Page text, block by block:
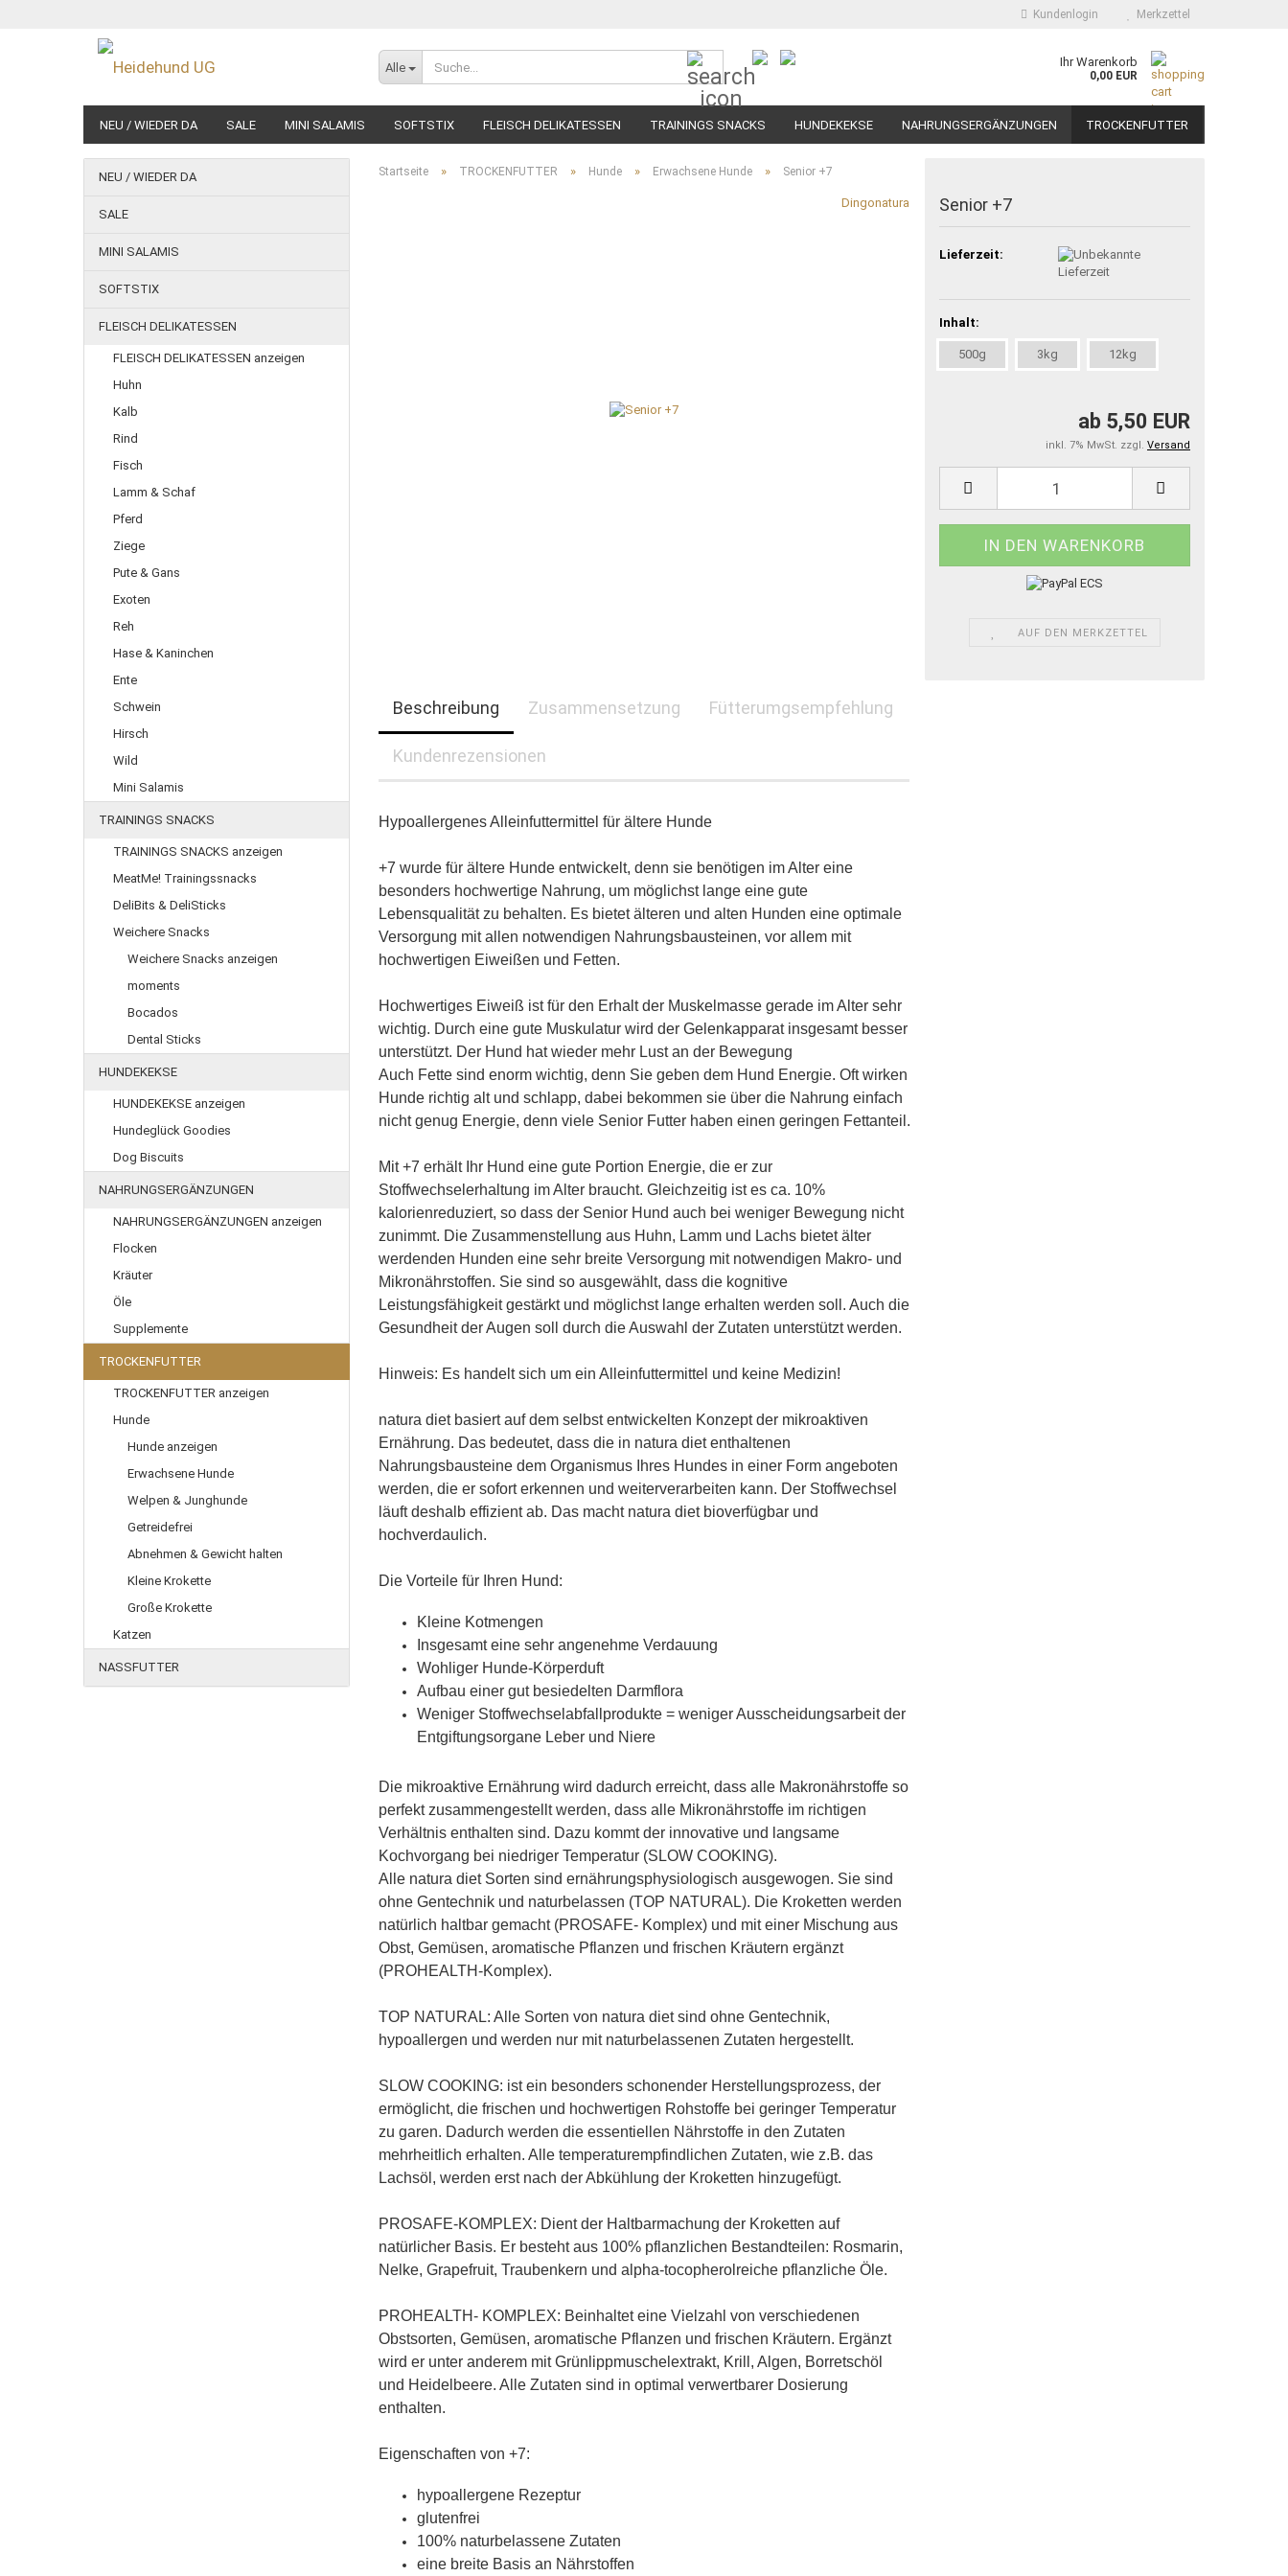
Kundenlogin Merkzettel
Alle
Suche... Ihr Warenkorb
0,00 EUR
NEU / WIEDER DA SALE MINI SALAMIS SOFTSTIX FLEISCH DELIKATESSEN TRAININGS SNACKS HUNDEKEKSE NAHRUNGSERGÄNZUNGEN TROCKENFUTTER
Startseite » TROCKENFUTTER » Hunde » Erwachsene Hunde » Senior +7
Dingonatura Senior +7
Lieferzeit:
Inhalt:
500g 3kg 12kg
ab 5,50 EUR
inkl. 7% MwSt. zzgl. Versand
AUF DEN MERKZETTEL
Beschreibung Zusammensetzung Fütterumgsempfehlung
Kundenrezensionen
Hypoallergenes Alleinfuttermittel für ältere Hunde
+7 wurde für ältere Hunde entwickelt, denn sie benötigen im Alter eine
besonders hochwertige Nahrung, um möglichst lange eine gute
Lebensqualität zu behalten. Es bietet älteren und alten Hunden eine optimale
Versorgung mit allen notwendigen Nahrungsbausteinen, vor allem mit
hochwertigen Eiweißen und Fetten.
Hochwertiges Eiweiß ist für den Erhalt der Muskelmasse gerade im Alter sehr
wichtig. Durch eine gute Muskulatur wird der Gelenkapparat insgesamt besser
unterstützt. Der Hund hat wieder mehr Lust an der Bewegung
Auch Fette sind enorm wichtig, denn Sie geben dem Hund Energie. Oft wirken
Hunde richtig alt und schlapp, dabei bekommen sie über die Nahrung einfach
nicht genug Energie, denn viele Senior Futter haben einen geringen Fettanteil.
Mit +7 erhält Ihr Hund eine gute Portion Energie, die er zur
Stoffwechselerhaltung im Alter braucht. Gleichzeitig ist es ca. 10%
kalorienreduziert, so dass der Senior Hund auch bei weniger Bewegung nicht
zunimmt. Die Zusammenstellung aus Huhn, Lamm und Lachs bietet älter
werdenden Hunden eine sehr breite Versorgung mit notwendigen Makro- und
Mikronährstoffen. Sie sind so ausgewählt, dass die kognitive
Leistungsfähigkeit gestärkt und möglichst lange erhalten werden soll. Auch die
Gesundheit der Augen soll durch die Auswahl der Zutaten unterstützt werden.
Hinweis: Es handelt sich um ein Alleinfuttermittel und keine Medizin!
natura diet basiert auf dem selbst entwickelten Konzept der mikroaktiven
Ernährung. Das bedeutet, dass die in natura diet enthaltenen
Nahrungsbausteine dem Organismus Ihres Hundes in einer Form angeboten
werden, die er sofort erkennen und weiterverarbeiten kann. Der Stoffwechsel
läuft deshalb effizient ab. Das macht natura diet bioverfügbar und
hochverdaulich.
Die Vorteile für Ihren Hund:
Kleine Kotmengen
Insgesamt eine sehr angenehme Verdauung
Wohliger Hunde-Körperduft
Aufbau einer gut besiedelten Darmflora
Weniger Stoffwechselabfallprodukte = weniger Ausscheidungsarbeit der
Entgiftungsorgane Leber und Niere
Die mikroaktive Ernährung wird dadurch erreicht, dass alle Makronährstoffe so
perfekt zusammengestellt werden, dass alle Mikronährstoffe im richtigen
Verhältnis enthalten sind. Dazu kommt der innovative und langsame
Kochvorgang bei niedriger Temperatur (SLOW COOKING).
Alle natura diet Sorten sind ernährungsphysiologisch ausgewogen. Sie sind
ohne Gentechnik und naturbelassen (TOP NATURAL). Die Kroketten werden
natürlich haltbar gemacht (PROSAFE- Komplex) und mit einer Mischung aus
Obst, Gemüsen, aromatische Pflanzen und frischen Kräutern ergänzt
(PROHEALTH-Komplex).
TOP NATURAL: Alle Sorten von natura diet sind ohne Gentechnik,
hypoallergen und werden nur mit naturbelassenen Zutaten hergestellt.
SLOW COOKING: ist ein besonders schonender Herstellungsprozess, der
ermöglicht, die frischen und hochwertigen Rohstoffe bei geringer Temperatur
zu garen. Dadurch werden die essentiellen Nährstoffe in den Zutaten
mehrheitlich erhalten. Alle temperaturempfindlichen Zutaten, wie z.B. das
Lachsöl, werden erst nach der Abkühlung der Kroketten hinzugefügt.
PROSAFE-KOMPLEX: Dient der Haltbarmachung der Kroketten auf
natürlicher Basis. Er besteht aus 100% pflanzlichen Bestandteilen: Rosmarin,
Nelke, Grapefruit, Traubenkern und alpha-tocopherolreiche pflanzliche Öle.
PROHEALTH- KOMPLEX: Beinhaltet eine Vielzahl von verschiedenen
Obstsorten, Gemüsen, aromatische Pflanzen und frischen Kräutern. Ergänzt
wird er unter anderem mit Grünlippmuschelextrakt, Krill, Algen, Borretschöl
und Heidelbeere. Alle Zutaten sind in optimal verwertbarer Dosierung
enthalten.
Eigenschaften von +7:
hypoallergene Rezeptur
glutenfrei
100% naturbelassene Zutaten
eine breite Basis an Nährstoffen
NEU / WIEDER DA
SALE
MINI SALAMIS
SOFTSTIX
FLEISCH DELIKATESSEN
FLEISCH DELIKATESSEN anzeigen
Huhn
Kalb
Rind
Fisch
Lamm & Schaf
Pferd
Ziege
Pute & Gans
Exoten
Reh
Hase & Kaninchen
Ente
Schwein
Hirsch
Wild
Mini Salamis
TRAININGS SNACKS
TRAININGS SNACKS anzeigen
MeatMe! Trainingssnacks
DeliBits & DeliSticks
Weichere Snacks
Weichere Snacks anzeigen
moments
Bocados
Dental Sticks
HUNDEKEKSE
HUNDEKEKSE anzeigen
Hundeglück Goodies
Dog Biscuits
NAHRUNGSERGÄNZUNGEN
NAHRUNGSERGÄNZUNGEN anzeigen
Flocken
Kräuter
Öle
Supplemente
TROCKENFUTTER
TROCKENFUTTER anzeigen
Hunde
Hunde anzeigen
Erwachsene Hunde
Welpen & Junghunde
Getreidefrei
Abnehmen & Gewicht halten
Kleine Krokette
Große Krokette
Katzen
NASSFUTTER